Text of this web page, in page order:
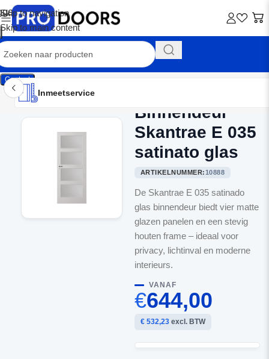
Skip to navigation
Skip to main content
Contact
Inmeetservice
Montageservice
Advies op maat
Showroom
Inmeetservice
Binnendeur
Skantrae E 035
satinato glas
ARTIKELNUMMER:10888
De Skantrae E 035 satinado
glas binnendeur biedt vier matte
glazen panelen en een stevig
houten frame – ideaal voor
privacy, lichtinval en moderne
interieurs.
VANAF
€644,00
€ 532,23excl. BTW